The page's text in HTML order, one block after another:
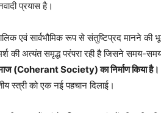
प्रयास है।
एवं सार्वभौमिक रूप से संतुष्टिप्रद मानने
की अत्यंत समृद्ध परंपरा रही है जिसने समय-
(Coherant Society) का निर्माण किया है।
स्त्री को एक नई पहचान दिलाई।